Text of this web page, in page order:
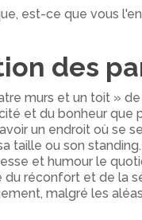
est-ce que vous
des
murs et un toit »
et du bonheur que
un endroit où se
taille ou son standing.
et humour le
du réconfort et de la
malgré les